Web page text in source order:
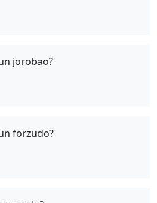
jorobao?
forzudo?